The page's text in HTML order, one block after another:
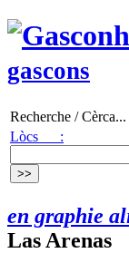
gascons
Recherche / Cèrca...
Lòcs :
en graphie
Las Arenas